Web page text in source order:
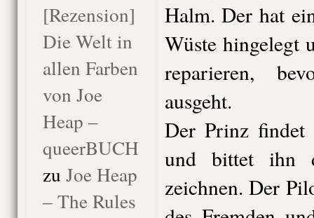
[Rezension]
Die Welt in
allen Farben
von Joe
Heap –
queerBUCH
zu Joe Heap
– The Rules
Halm. Der hat
Wüste hingelegt
reparieren,
ausgeht.
Der Prinz findet
und bittet ihn
zeichnen. Der